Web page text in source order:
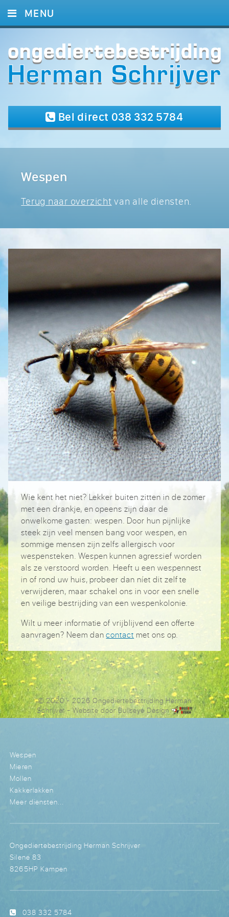
Bel direct 038 332 5784
MENU
DIENSTEN
REFERENTIES
Wespen
Terug naar overzicht van alle diensten.
Wie kent het niet? Lekker buiten zitten in de zomer
met een drankje, en opeens zijn daar de
onwelkome gasten: wespen. Door hun pijnlijke
steek zijn veel mensen bang voor wespen, en
sommige mensen zijn zelfs allergisch voor
wespensteken. Wespen kunnen agressief worden
als ze verstoord worden. Heeft u een wespennest
in of rond uw huis, probeer dan níet dit zelf te
verwijderen, maar schakel ons in voor een snelle
en veilige bestrijding van een wespenkolonie.
Wilt u meer informatie of vrijblijvend een offerte
aanvragen? Neem dancontact met ons op.
© 2020 - 2026 Ongediertebestrijding Herman
Schrijver- Website doorBullseye Design
Wespen
Mieren
Mollen
Kakkerlakken
Meer diensten...
Ongediertebestrijding Herman Schrijver
Silene 83
8265HP Kampen
038 332 5784